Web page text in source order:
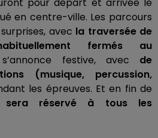
en centre-ville. Les parcours
avec la traversée de
fermés au
festive, avec de
(musique, percussion,
les épreuves. Et en fin de
réservé à tous les